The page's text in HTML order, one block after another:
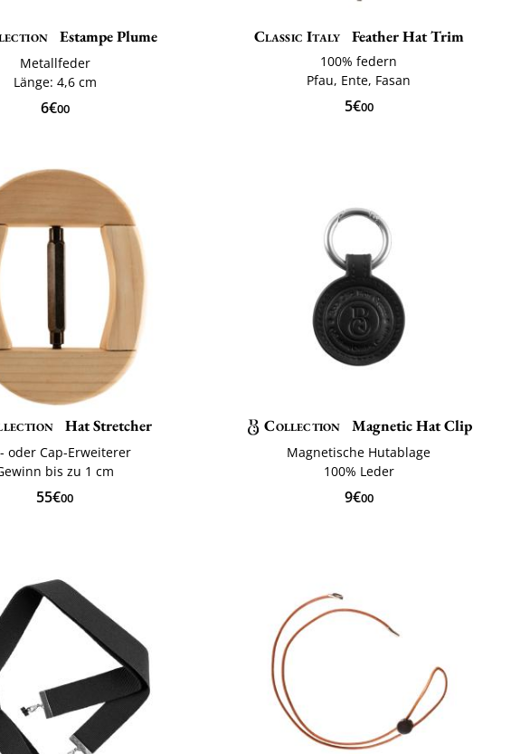
Estampe Plume
Metallfeder
Länge: 4,6 cm
6€00
Classic Italy Feather Hat Trim
100% federn
Pfau, Ente, Fasan
5€00
Hat Stretcher
oder Cap-Erweiterer
bis zu 1 cm
55€00
Collection Magnetic Hat Clip
Magnetische Hutablage
100% Leder
9€00